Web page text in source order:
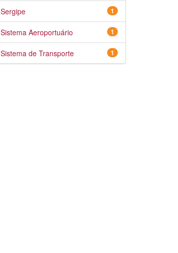
1
Sergipe
1
Sistema Aeroportuário
1
Sistema de Transporte